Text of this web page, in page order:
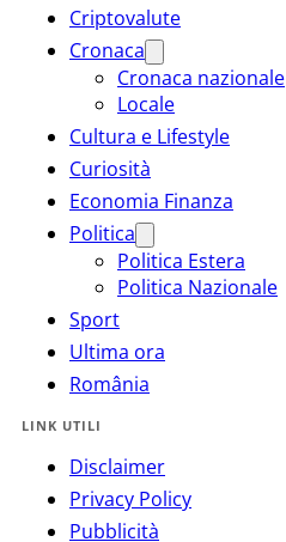
Criptovalute
Cronaca
Cronaca nazionale
Locale
Cultura e Lifestyle
Curiosità
Economia Finanza
Politica
Politica Estera
Politica Nazionale
Sport
Ultima ora
România
LINK UTILI
Disclaimer
Privacy Policy
Pubblicità